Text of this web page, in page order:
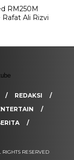
RM250M
Ali Rizvi
REDAKSI
RESERVED